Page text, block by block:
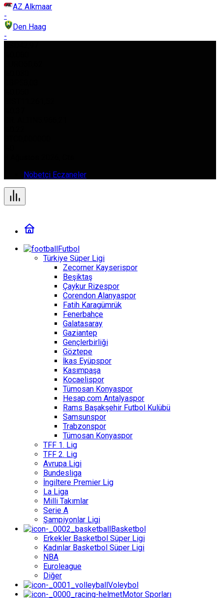
AZ Alkmaar
-
Den Haag
-
Nöbetçi Eczaneler
Futbol
Türkiye Süper Ligi
Zecorner Kayserispor
Beşiktaş
Çaykur Rizespor
Corendon Alanyaspor
Fatih Karagümrük
Fenerbahçe
Galatasaray
Gaziantep
Gençlerbirliği
Göztepe
İkas Eyüpspor
Kasımpaşa
Kocaelispor
Tümosan Konyaspor
Hesap.com Antalyaspor
Rams Başakşehir Futbol Kulübü
Samsunspor
Trabzonspor
Tümosan Konyaspor
TFF 1. Lig
TFF 2. Lig
Avrupa Ligi
Bundesliga
İngiltere Premier Lig
La Liga
Milli Takımlar
Serie A
Şampiyonlar Ligi
Basketbol
Erkekler Basketbol Süper Ligi
Kadınlar Basketbol Süper Ligi
NBA
Euroleague
Diğer
Voleybol
Motor Sporları